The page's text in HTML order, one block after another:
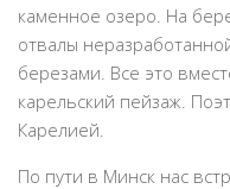
каменное озеро. На
отвалы
березами. Все это
карельский пейзаж.
Карелией.
По пути в Минск нас